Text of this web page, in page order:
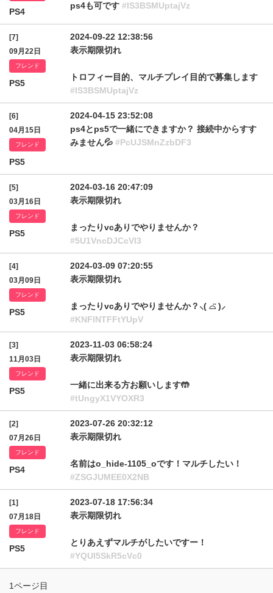
PS4
ps4も可です #IS3BSMUptajVz
[7]
09月22日
フレンド
PS5
2024-09-22 12:38:56
表示期限切れ
トロフィー目的、マルチプレイ目的で募集します
#IS3BSMUptajVz
[6]
04月15日
フレンド
PS5
2024-04-15 23:52:08
ps4とps5で一緒にできますか？ 接続中からすす
みません💦 #PcUJSMnZzbDF3
[5]
03月16日
フレンド
PS5
2024-03-16 20:47:09
表示期限切れ
まったりvcありでやりませんか？
#5U1VncDJCcVl3
[4]
03月09日
フレンド
PS5
2024-03-09 07:20:55
表示期限切れ
まったりvcありでやりませんか？⸜( ⌓̈ )⸝
#KNFlNTFFtYUpV
[3]
11月03日
フレンド
PS5
2023-11-03 06:58:24
表示期限切れ
一緒に出来る方お願いします🤲
#tUngyX1VYOXR3
[2]
07月26日
フレンド
PS4
2023-07-26 20:32:12
表示期限切れ
名前はo_hide-1105_oです！マルチしたい！
#ZSGJUMEE0X2NB
[1]
07月18日
フレンド
PS5
2023-07-18 17:56:34
表示期限切れ
とりあえずマルチがしたいですー！
#YQUI5SkR5cVc0
1ページ目